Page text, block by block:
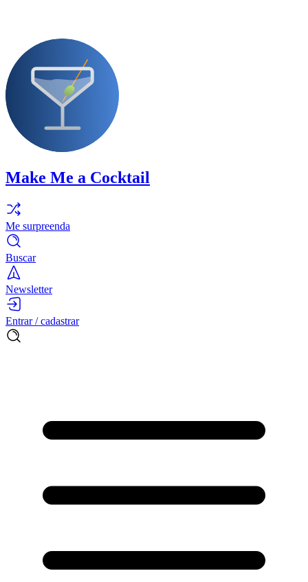
Make Me a Cocktail
Me surpreenda
Buscar
Newsletter
Entrar / cadastrar